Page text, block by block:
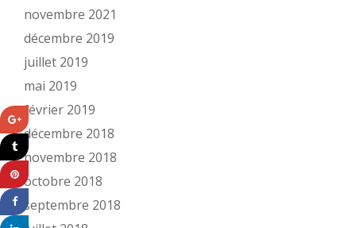
novembre 2021
décembre 2019
juillet 2019
mai 2019
février 2019
décembre 2018
novembre 2018
octobre 2018
septembre 2018